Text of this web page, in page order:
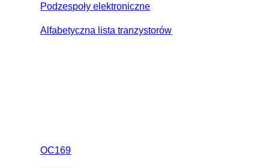
Podzespoły elektroniczne
Alfabetyczna lista tranzystorów
OC169